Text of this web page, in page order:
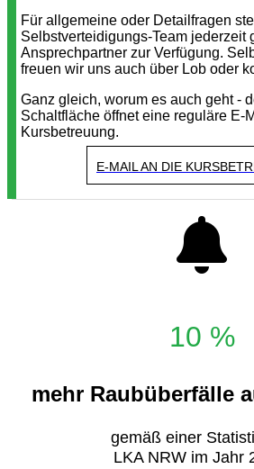
Für allgemeine oder Detailfragen
Selbstverteidigungs-Team jederzeit
Ansprechpartner zur Verfügung.
freuen wir uns auch über Lob oder
Ganz gleich, worum es auch geht -
Schaltfläche öffnet eine reguläre E-
Kursbetreuung.
E-MAIL AN DIE
10 %
mehr Raubüberfälle
gemäß einer
LKA NRW im Jahr